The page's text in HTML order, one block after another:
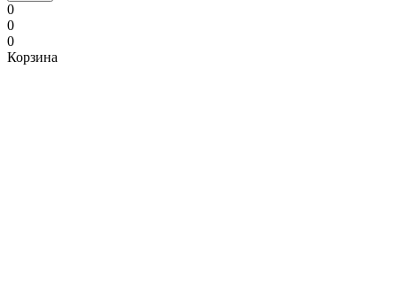
0
0
0
Корзина